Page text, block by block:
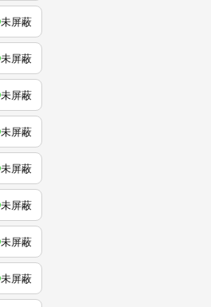
未屏蔽
未屏蔽
未屏蔽
未屏蔽
未屏蔽
未屏蔽
未屏蔽
未屏蔽